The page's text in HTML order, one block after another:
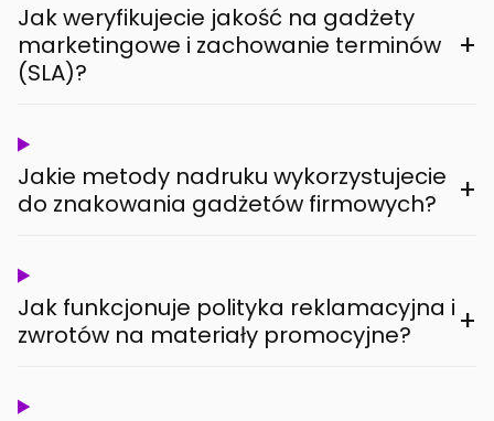
Jak weryfikujecie jakość na gadżety
marketingowe i zachowanie terminów
(SLA)?
+
Jakie metody nadruku wykorzystujecie
do znakowania gadżetów firmowych?
+
Jak funkcjonuje polityka reklamacyjna i
zwrotów na materiały promocyjne?
+